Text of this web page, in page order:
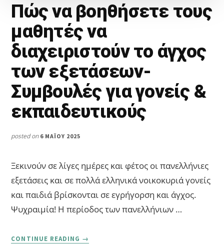
Πώς να βοηθήσετε τους
μαθητές να
διαχειριστούν το άγχος
των εξετάσεων-
Συμβουλές για γονείς &
εκπαιδευτικούς
posted on 6 ΜΑΪ́ΟΥ 2025
Ξεκινούν σε λίγες ημέρες και φέτος οι πανελλήνιες
εξετάσεις και σε πολλά ελληνικά νοικοκυριά γονείς
και παιδιά βρίσκονται σε εγρήγορση και άγχος.
Ψυχραιμία! Η περίοδος των πανελλήνιων …
CONTINUE READING
ABOUT
→